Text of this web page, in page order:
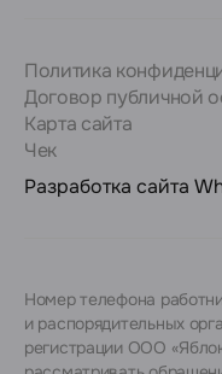
Политика
Договор публичной
Карта сайта
Чек
Разработка сайта
Номер телефона
и распорядительных
регистрации ООО